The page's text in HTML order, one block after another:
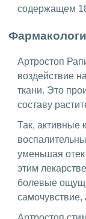
содержащем
Артростоп
воздействие
ткани. Это
составу
Так, активные
уменьшая
этим
болевые
самочувствие,